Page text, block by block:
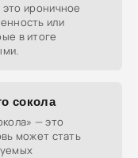
это ироничное
или
в итоге
сокола
— это
может стать